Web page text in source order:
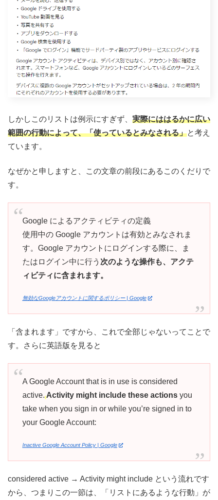
しかしこのリストは例示にすぎず、 実際にははるかに広い
範囲の行動によって、「使っているとみなされる」と考え
ています。
なぜかと申しますと、この文章の前段にあるこのくだりで
す。
Google によるアクティビティの定義
使用中の Google アカウントは有効とみなされま
す。Google アカウントにログインする際に、ま
たはログイン中に行う 次のような操作も、アクテ
ィビティに含まれます。
無効なGoogleアカウントに関するポリシー | Google
「含まれます」ですから、これで全部じゃないってことで
す。さらに英語版を見ると
A Google Account that is in use is considered
active. Activity might include these actionsyou
take when you sign in or while you’re signed in to
your Google Account:
Inactive Google Account Policy | Google
considered active → Activity might include という流れです
から、つまりこの一節は、「リストにあるような行動」が